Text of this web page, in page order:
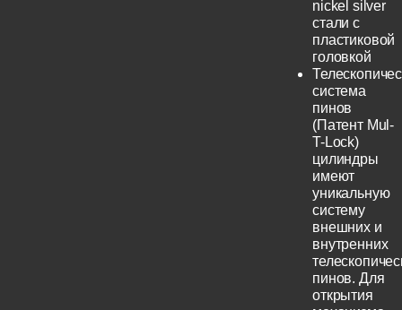
nickel silver
стали с
пластиковой
головкой
система
пинов
(Патент Mul-
T-Lock)
цилиндры
имеют
уникальную
систему
внешних и
внутренних
пинов. Для
открытия